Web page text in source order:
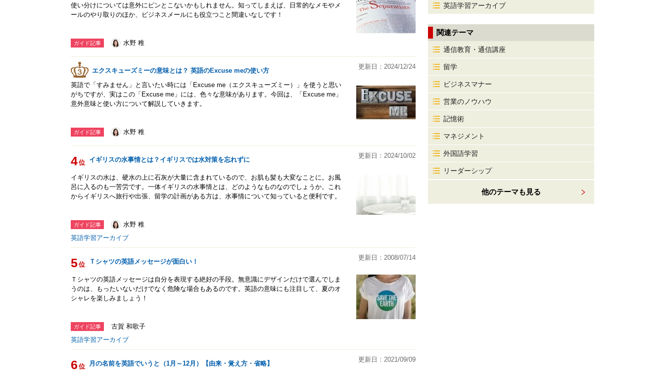
使い分けについては意外にピンとこないかもしれません。知ってしまえば、日常的なメモやメ
ールのやり取りのほか、ビジネスメールにも役立つこと間違いなしです！
ガイド記事 水野 稚
エクスキューズミーの意味とは？ 英語のExcuse meの使い方
更新日：2024/12/24
英語で「すみません」と言いたい時には「Excuse me（エクスキューズミー）」を使うと思い
がちですが、実はこの「Excuse me」には、色々な意味があります。今回は、「Excuse me」
意外意味と使い方について解説していきます。
ガイド記事 水野 稚
4位 イギリスの水事情とは？イギリスでは水対策を忘れずに
更新日：2024/10/02
イギリスの水は、硬水の上に石灰が大量に含まれているので、お肌も髪も大変なことに。お風
呂に入るのも一苦労です。一体イギリスの水事情とは、どのようなものなのでしょうか。これ
からイギリスへ旅行や出張、留学の計画がある方は、水事情について知っていると便利です。
ガイド記事
水野 稚
英語学習アーカイブ
5位 Ｔシャツの英語メッセージが面白い！
更新日：2008/07/14
Ｔシャツの英語メッセージは自分を表現する絶好の手段。無意識にデザインだけで選んでしま
うのは、もったいないだけでなく危険な場合もあるのです。英語の意味にも注目して、夏のオ
シャレを楽しみましょう！
ガイド記事
古賀 和歌子
英語学習アーカイブ
6 位 月の名前を英語でいうと（1月～12月）【由来・覚え方・省略】
更新日：2021/09/09
英語学習アーカイブ
関連テーマ
通信教育・通信講座
留学
ビジネスマナー
営業のノウハウ
記憶術
マネジメント
外国語学習
リーダーシップ
他のテーマも見る